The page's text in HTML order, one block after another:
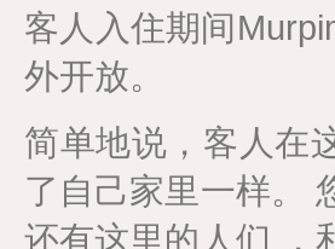
客人入住期间
外开放。
简单地说，客人在
了自己家里一样。
还有这里的人们 ，